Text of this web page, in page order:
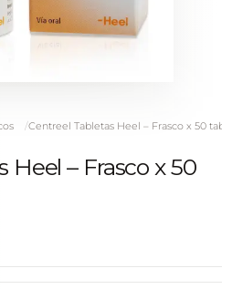
Centreel Tabletas Heel – Frasco x 50
Heel – Frasco x 50